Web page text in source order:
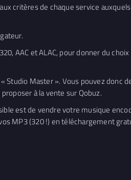
critères de chaque service
AAC et ALAC, pour donner du choix
Studio Master ». Vous pouvez donc
à la vente sur Qobuz.
est de vendre votre musique
MP3 (320 !) en téléchargement